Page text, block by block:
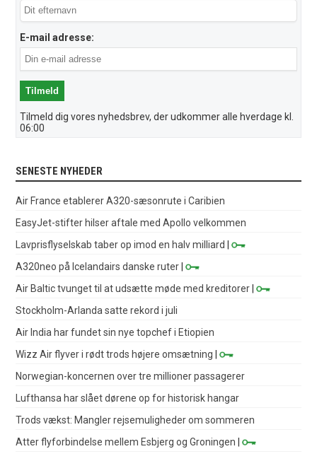
E-mail adresse:
Tilmeld dig vores nyhedsbrev, der udkommer alle hverdage kl.
06:00
SENESTE NYHEDER
Air France etablerer A320-sæsonrute i Caribien
EasyJet-stifter hilser aftale med Apollo velkommen
Lavprisflyselskab taber op imod en halv milliard
|
A320neo på Icelandairs danske ruter |
Air Baltic tvunget til at udsætte møde med kreditorer |
Stockholm-Arlanda satte rekord i juli
Air India har fundet sin nye topchef i Etiopien
Wizz Air flyver i rødt trods højere omsætning |
Norwegian-koncernen over tre millioner passagerer
Lufthansa har slået dørene op for historisk hangar
Trods vækst: Mangler rejsemuligheder om sommeren
Atter flyforbindelse mellem Esbjerg og Groningen |